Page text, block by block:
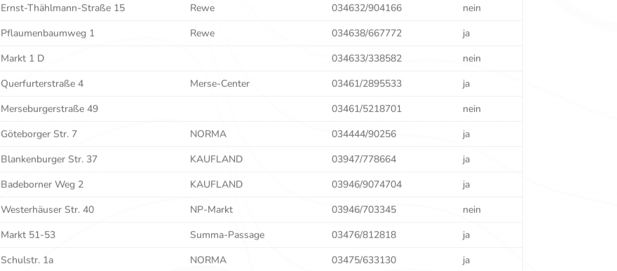
Ernst-Thählmann-Straße 15 Rewe 034632/904166
nein
Pflaumenbaumweg 1 Rewe 034638/667772
ja
Markt 1 D 034633/338582
nein
Querfurterstraße 4 Merse-Center 03461/2895533
ja
Merseburgerstraße 49 03461/5218701
nein
Göteborger Str. 7 NORMA 034444/90256
ja
Blankenburger Str. 37 KAUFLAND 03947/778664
ja
Badeborner Weg 2 KAUFLAND 03946/9074704
ja
Westerhäuser Str. 40 NP-Markt 03946/703345
nein
Markt 51-53 Summa-Passage 03476/812818
ja
Schulstr. 1a NORMA 03475/633130
ja